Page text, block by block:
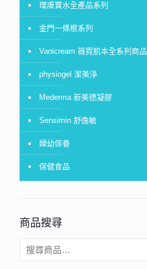
理膚寶水全產品系列
金門一條根系列
Vanicream 薇霓肌本全系列商品
physiogel 潔美淨
Mederma 新美德凝膠
Sensimin 舒逸敏
婦幼保養
保健食品
商品搜尋